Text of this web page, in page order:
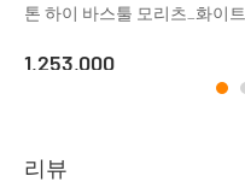
톤 하이 바스툴 모리츠_화이트
1,253,000
리뷰